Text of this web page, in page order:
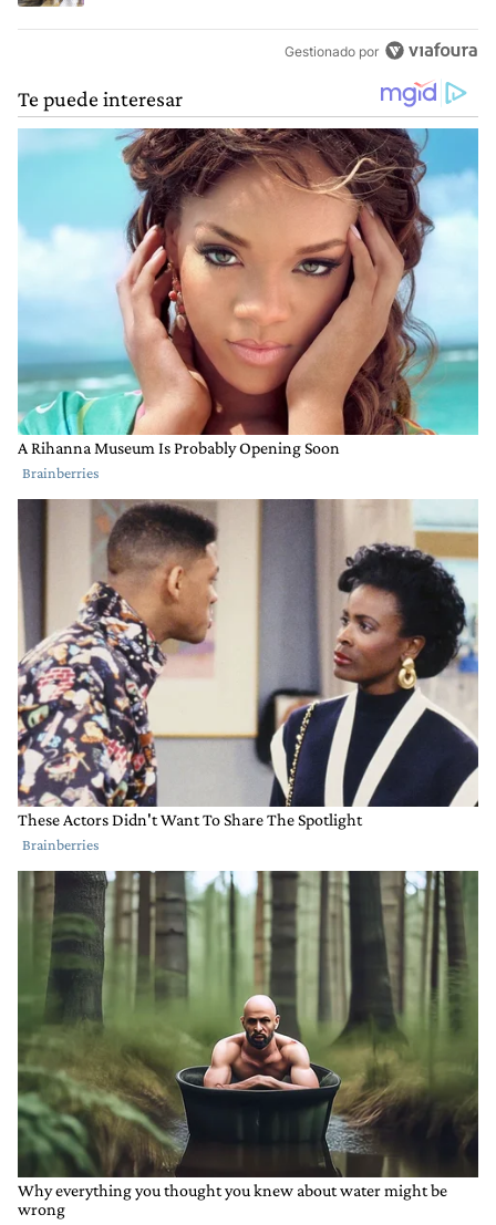
Gestionado por